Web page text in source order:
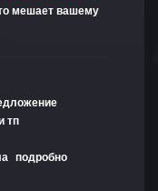
мешает вашему
тп
подробно